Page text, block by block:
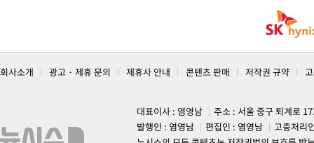
회사소개 광고 · 제휴 문의 제휴사 안내 콘텐츠 판매 저작권 규약
대표이사 : 염영남
주소 : 서울 중구 퇴계로
발행인 : 염영남
편집인 : 염영남
고충처리